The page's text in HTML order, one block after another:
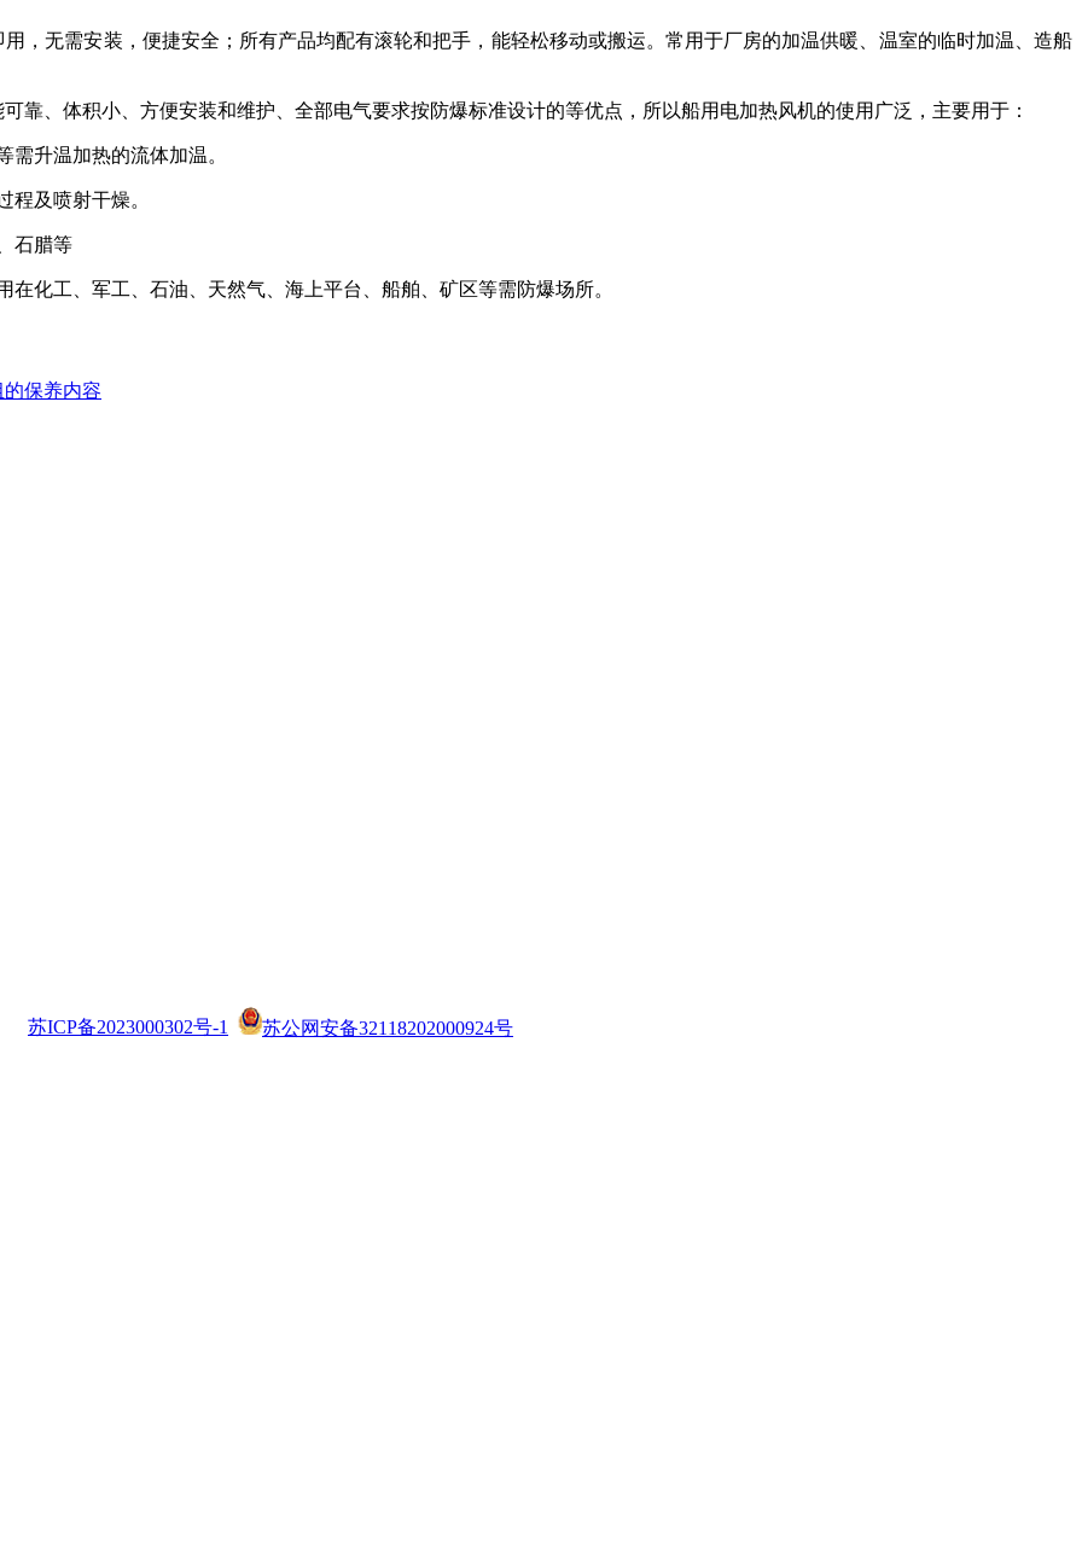
，无需安装，便捷安全；所有产品均配有滚轮和把手，能轻松移动或搬运。常用于厂房的加温供暖、温室的临时加温、造船
靠、体积小、方便安装和维护、全部电气要求按防爆标准设计的等优点，所以船用电加热风机的使用广泛，主要用于：
升温加热的流体加温。
程及喷射干燥。
石腊等
化工、军工、石油、天然气、海上平台、船舶、矿区等需防爆场所。
保养内容
苏ICP备2023000302号-1 苏公网安备32118202000924号